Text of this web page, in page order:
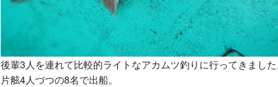
後輩3人を連れて比較的ライトなアカムツ釣りに行ってきました
片舷4人づつの8名で出船。